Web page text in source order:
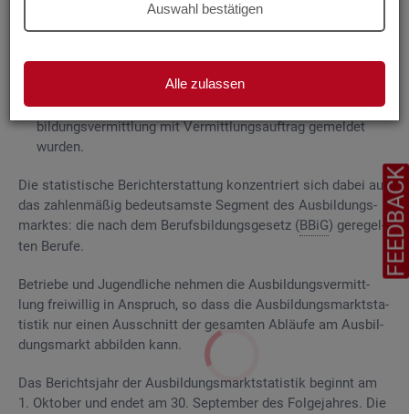
Auswahl bestätigen
Alle zulassen
Be­wer­be­rin­nen und Be­wer­ber für Be­rufs­aus­bil­
der Agen­tu­ren für Ar­beit undJob­cen­terzum Aus­bil­dungs­
markt in An­spruch neh­men, sowie
Be­rufs­aus­bil­dungs­stel­len, die beiAAundJCfür die Aus­
bil­dungs­ver­mitt­lung mit Ver­mitt­lungs­auf­trag ge­mel­det
wur­den.
Die sta­tis­ti­sche Be­richt­erstat­tung kon­zen­triert sich dabei auf
das zah­len­mä­ßig be­deut­sams­te Seg­ment des Aus­bil­dungs­
mark­tes: die nach dem Be­rufs­bil­dungs­ge­setz (BBiG) ge­re­gel­
ten Be­ru­fe.
Be­trie­be und Ju­gend­li­che neh­men die Aus­bil­dungs­ver­mitt­
lung frei­wil­lig in An­spruch, so dass die Aus­bil­dungs­markt­sta­
tis­tik nur einen Aus­schnitt der ge­sam­ten Ab­läu­fe am Aus­bil­
dungs­markt ab­bil­den kann.
Das Be­richts­jahr der Aus­bil­dungs­markt­sta­tis­tik be­ginnt am
1. Ok­to­ber und endet am 30. Sep­tem­ber des Fol­ge­jah­res. Die
FEEDBACK